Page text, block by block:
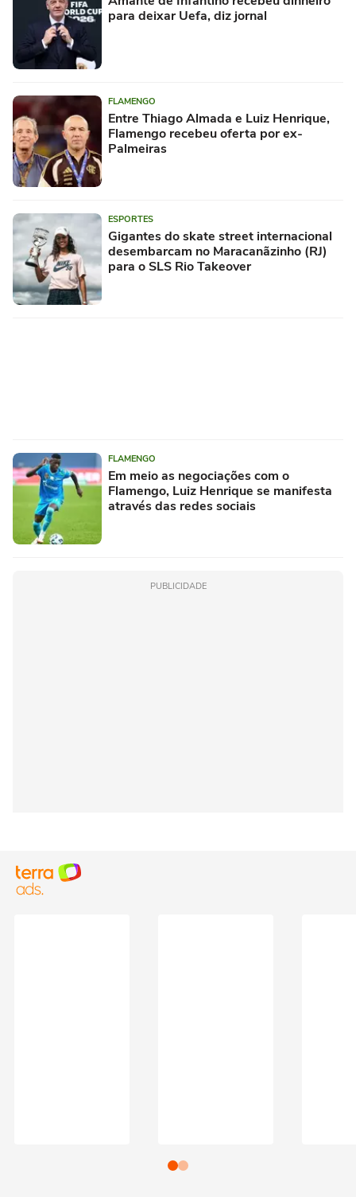
para deixar Uefa, diz jornal
FLAMENGO
Entre Thiago Almada e Luiz Henrique,
Flamengo recebeu oferta por ex-
Palmeiras
ESPORTES
Gigantes do skate street internacional
desembarcam no Maracanãzinho (RJ)
para o SLS Rio Takeover
FLAMENGO
Em meio as negociações com o
Flamengo, Luiz Henrique se manifesta
através das redes sociais
PUBLICIDADE